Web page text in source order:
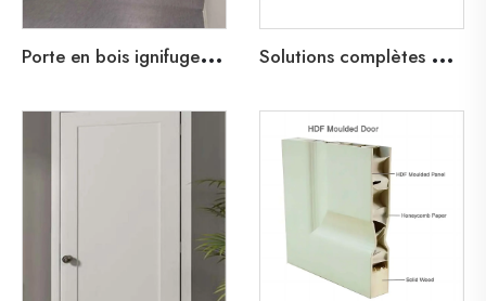
P
orte en bois ignifuge pour hôpitaux et soins de santé S
olutions complètes de portes pour l'éducation